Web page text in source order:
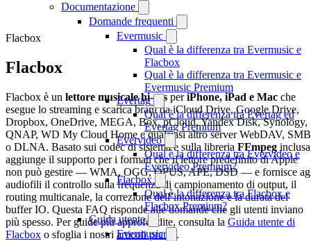
Documentazione
Domande frequenti
Evermusic
Qual è la differenza tra Evermusic e
Flacbox
Qual è la differenza tra Evermusic e
Evermusic Premium
Evertag
Qual è la differenza tra Evertag ed
Evertag Premium
Evervideo
Qual è la differenza tra Evervideo e
Evervideo Premium?
Flacbox
Qual è la differenza tra Flacbox e
Flacbox Premium?
Guida utente
Evermusic
Flacbox
Flacbox
Flacbox è un lettore musicale hi-res periPhone, iPad e Mac che
esegue lo streaming e scarica brani da iCloud Drive, Google Drive,
Dropbox, OneDrive, MEGA, Box, pCloud, Yandex Disk, Synology,
QNAP, WD My Cloud Home e qualsiasi altro server WebDAV, SMB
o DLNA. Basato sui codec di sistema e sulla libreria FFmpeg
aggiunge il supporto per i formati che il lettore predefinito di Apple
non può gestire — WMA, OGG, OPUS, APE, DSD — e fornisce
audiofili il controllo sulla frequenza di campionamento di output, il
routing multicanale, la correzione dell’intonazione e la durata del
buffer IO. Questa FAQ risponde alle domande che gli utenti inviano
più spesso. Per guide più approfondite, consulta la Guida utente di
Flacbox o sfoglia i nostri articoli pratici .